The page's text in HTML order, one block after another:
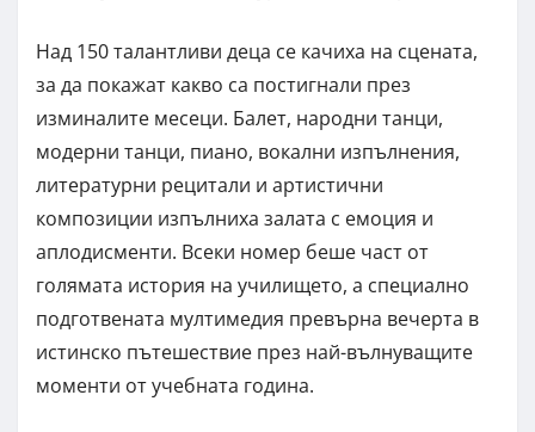
Над 150 талантливи деца се качиха на сцената,
за да покажат какво са постигнали през
изминалите месеци. Балет, народни танци,
модерни танци, пиано, вокални изпълнения,
литературни рецитали и артистични
композиции изпълниха залата с емоция и
аплодисменти. Всеки номер беше част от
голямата история на училището, а специално
подготвената мултимедия превърна вечерта в
истинско пътешествие през най-вълнуващите
моменти от учебната година.